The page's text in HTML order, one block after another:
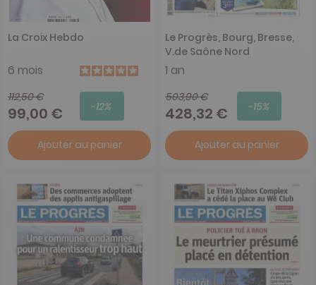
La Croix Hebdo
6 mois
112,50 €
99,00 € -12%
Ajouter au panier
Le Progrès, Bourg, Bresse,
V.de Saône Nord
1 an
503,90 €
428,32 € -15%
Ajouter au panier